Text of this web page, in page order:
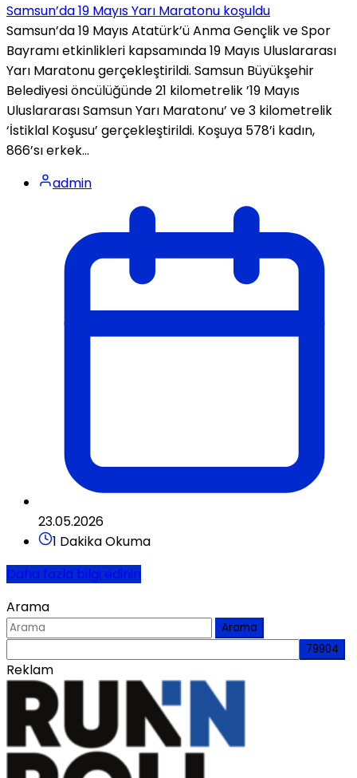
Samsun’da 19 Mayıs Yarı Maratonu koşuldu
Samsun’da 19 Mayıs Atatürk’ü Anma Gençlik ve Spor
Bayramı etkinlikleri kapsamında 19 Mayıs Uluslararası
Yarı Maratonu gerçekleştirildi. Samsun Büyükşehir
Belediyesi öncülüğünde 21 kilometrelik ’19 Mayıs
Uluslararası Samsun Yarı Maratonu’ ve 3 kilometrelik
‘İstiklal Koşusu’ gerçekleştirildi. Koşuya 578’i kadın,
866’sı erkek...
admin
23.05.2026
1 Dakika Okuma
Daha fazla bilgi edinin
Arama
Arama
Reklam